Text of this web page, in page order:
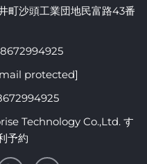
町沙頭工業団地民富路43番
protected]
Technology Co.,Ltd. す
予約